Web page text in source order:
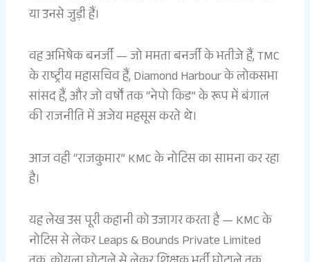
या उनसे जुड़ी हैं।
वह अभिषेक बनर्जी — जो ममता बनर्जी के भतीजे हैं, TMC
के राष्ट्रीय महासचिव हैं, Diamond Harbour के लोकसभा
सांसद हैं, और जो वर्षों तक “नेपो किड” के रूप में बंगाल
की राजनीति में अजेय महसूस करते थे।
आज वही “राजकुमार” KMC के नोटिस का सामना कर रहा
है।
यह लेख उस पूरी कहानी को उजागर करता है — KMC के
नोटिस से लेकर Leaps & Bounds Private Limited